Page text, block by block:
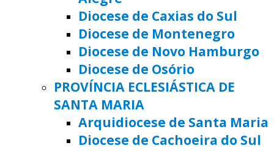
Diocese de Caxias do Sul
Diocese de Montenegro
Diocese de Novo Hamburgo
Diocese de Osório
PROVÍNCIA ECLESIÁSTICA DE
SANTA MARIA
Arquidiocese de Santa Maria
Diocese de Cachoeira do Sul